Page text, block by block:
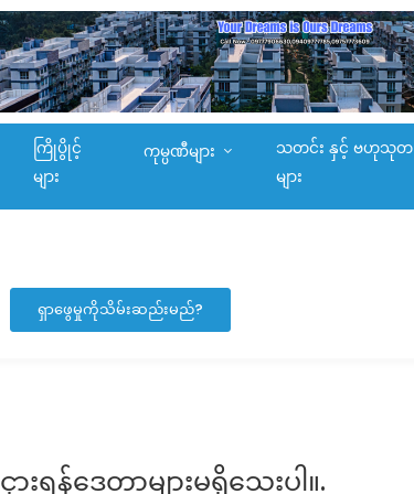
ကြိုပွိုင့်
များ
ကုမ္ပဏီများ
သတင်း နှင့် ဗဟုသုတ
များ
ရှာဖွေမှုကိုသိမ်းဆည်းမည်?
ငှားရန်ဒေတာများမရှိသေးပါ။.